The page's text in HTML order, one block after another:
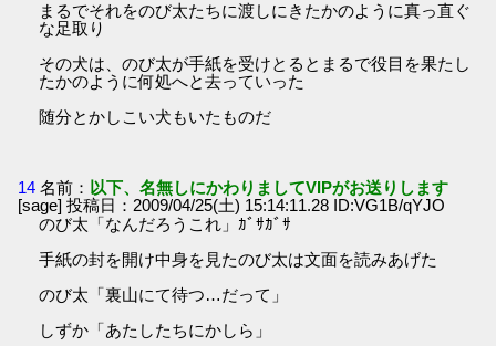
まるでそれをのび太たちに渡しにきたかのように真っ直ぐ
な足取り
その犬は、のび太が手紙を受けとるとまるで役目を果たし
たかのように何処へと去っていった
随分とかしこい犬もいたものだ
14 名前： 以下、名無しにかわりましてVIPがお送りします
[sage] 投稿日：2009/04/25(土) 15:14:11.28 ID:VG1B/qYJO
のび太「なんだろうこれ」ｶﾞｻｶﾞｻ
手紙の封を開け中身を見たのび太は文面を読みあげた
のび太「裏山にて待つ…だって」
しずか「あたしたちにかしら」